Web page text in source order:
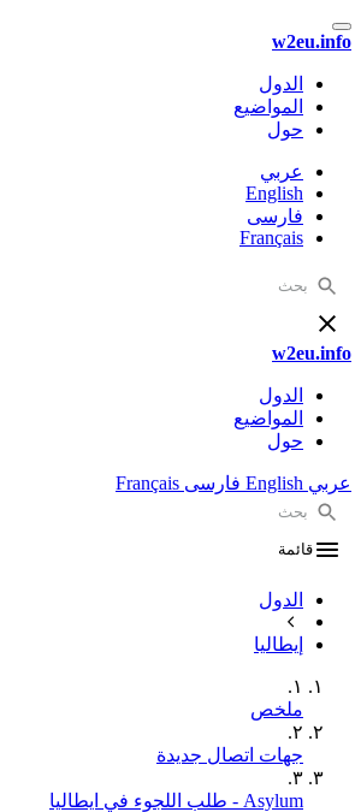
w2eu.info
الدول
المواضيع
حول
عربي
English
فارسی
Français
w2eu.info
الدول
المواضيع
حول
عربي English فارسی Français
قائمة
الدول
إيطاليا
١.
ملخص
٢.
جهات اتصال جديدة
٣.
Asylum - طلب اللجوء في ايطاليا